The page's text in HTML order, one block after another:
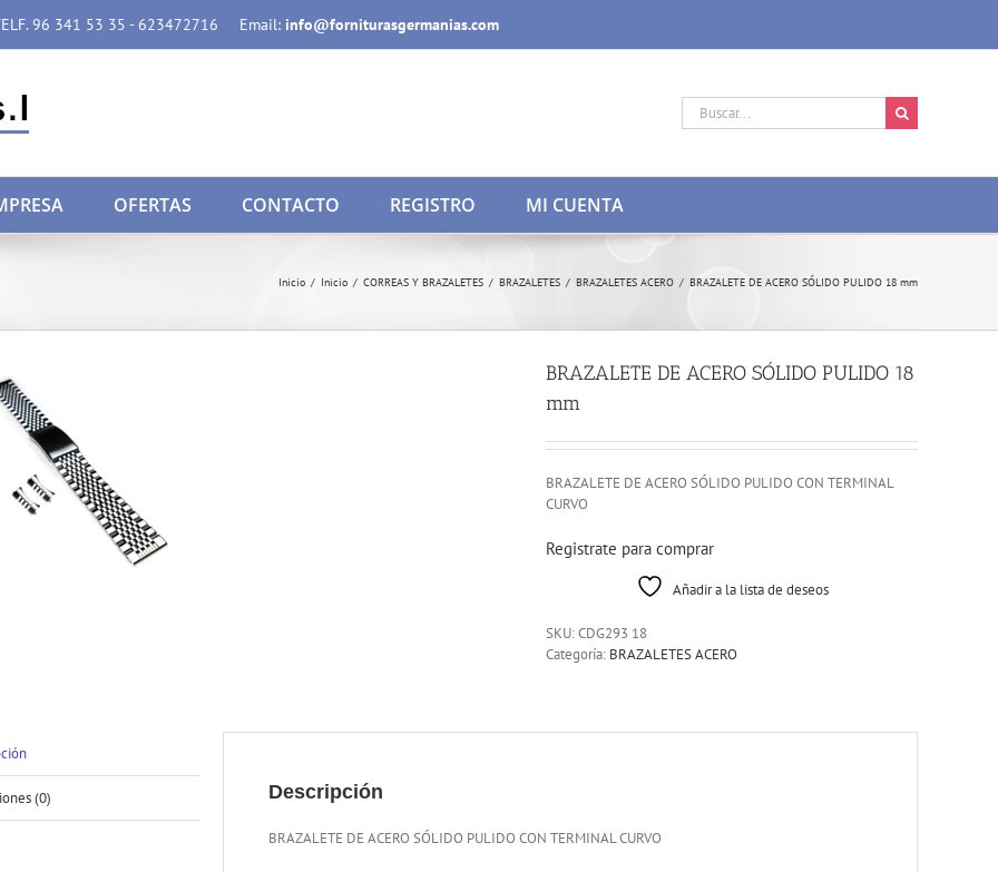
96 341 53 35 - 623472716 Email: info@forniturasgermanias.com
Buscar:
OFERTAS CONTACTO REGISTRO MI CUENTA
Inicio / Inicio / CORREAS Y BRAZALETES / BRAZALETES / BRAZALETES ACERO / BRAZALETE DE ACERO SÓLIDO PULIDO 18 mm
BRAZALETE DE ACERO SÓLIDO PULIDO 18
mm
BRAZALETE DE ACERO SÓLIDO PULIDO CON TERMINAL
CURVO
Registrate para comprar
Añadir a la lista de deseos
SKU:CDG293 18
Categoría: BRAZALETES ACERO
(0) Descripción
BRAZALETE DE ACERO SÓLIDO PULIDO CON TERMINAL CURVO